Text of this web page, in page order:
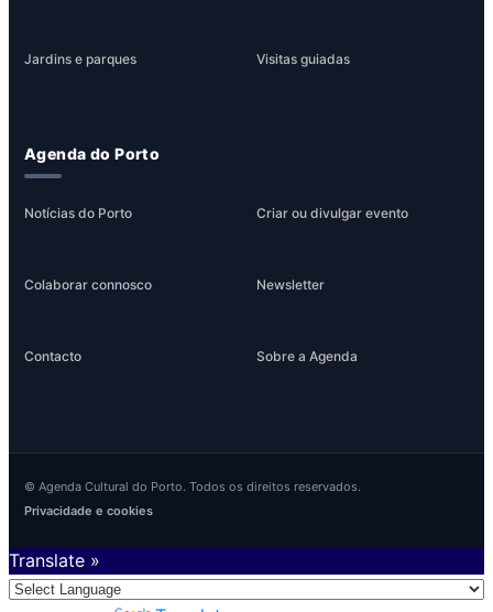
Jardins e parques Visitas guiadas
Agenda do Porto
Notícias do Porto Criar ou divulgar evento
Colaborar connosco Newsletter
Contacto Sobre a Agenda
© Agenda Cultural do Porto. Todos os direitos reservados.
Privacidade e cookies
Translate »